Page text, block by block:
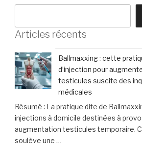
Articles récents
Ballmaxxing : cette
d’injection pour
testicules suscite des
médicales
Résumé : La pratique dite de
injections à domicile destinées à
augmentation testicules temporaire.
soulève une …